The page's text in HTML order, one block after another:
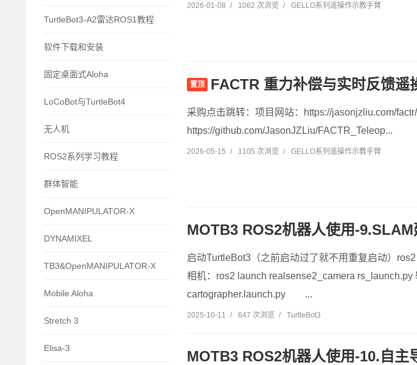
TurtleBot3-A2雷达ROS1教程
软件下载和安装
固定桌面式Aloha
LoCoBot与TurtleBot4
无人机
ROS2系列学习教程
群体智能
OpenMANIPULATOR-X
DYNAMIXEL
TB3&OpenMANIPULATOR-X
Mobile Aloha
Stretch 3
Elisa-3
2026-01-08 / 1062 次浏览 / GELLO系列遥操作示教手臂
置顶 FACTR 重力补偿与实时反馈遥
采购点击跳转：项目网站：https://jasonjzliu.com/factr/
https://github.com/JasonJZLiu/FACTR_Teleop...
2026-05-15 / 1105 次浏览 / GELLO系列遥操作示教手臂
MOTB3 ROS2机器人使用-9.SLAM
启动TurtleBot3（之前启动过了就不用重复启动）
相机：ros2 launch realsense2_camera
cartographer.launch.py ...
2025-10-11 / 647 次浏览 / TurtleBot3
MOTB3 ROS2机器人使用-10.自主